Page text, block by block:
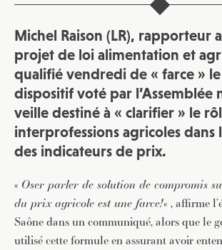
Michel Raison (LR), rapporteur
projet de loi alimentation et
qualifié vendredi de « farce »
dispositif voté par l’Assemblée
veille destiné à « clarifier » le
interprofessions agricoles dans
des indicateurs de prix.
« Oser parler de solution de compromis
du prix agricole est une farce!« , affirme
Saône dans un communiqué, alors que le
utilisé cette formule en assurant avoir